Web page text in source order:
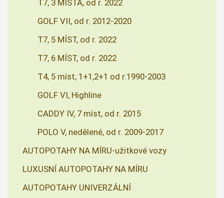
T7, 3 MÍSTA, od r. 2022
GOLF VII, od r. 2012-2020
T7, 5 MÍST, od r. 2022
T7, 6 MÍST, od r. 2022
T4, 5 míst, 1+1,2+1 od r.1990-2003
GOLF VI, Highline
CADDY IV, 7 míst, od r. 2015
POLO V, nedělené, od r. 2009-2017
AUTOPOTAHY NA MÍRU-užitkové vozy
LUXUSNÍ AUTOPOTAHY NA MÍRU
AUTOPOTAHY UNIVERZÁLNÍ